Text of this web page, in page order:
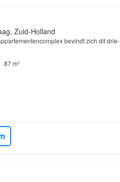
Zuid-Holland
bevindt zich dit drie-
87 m²